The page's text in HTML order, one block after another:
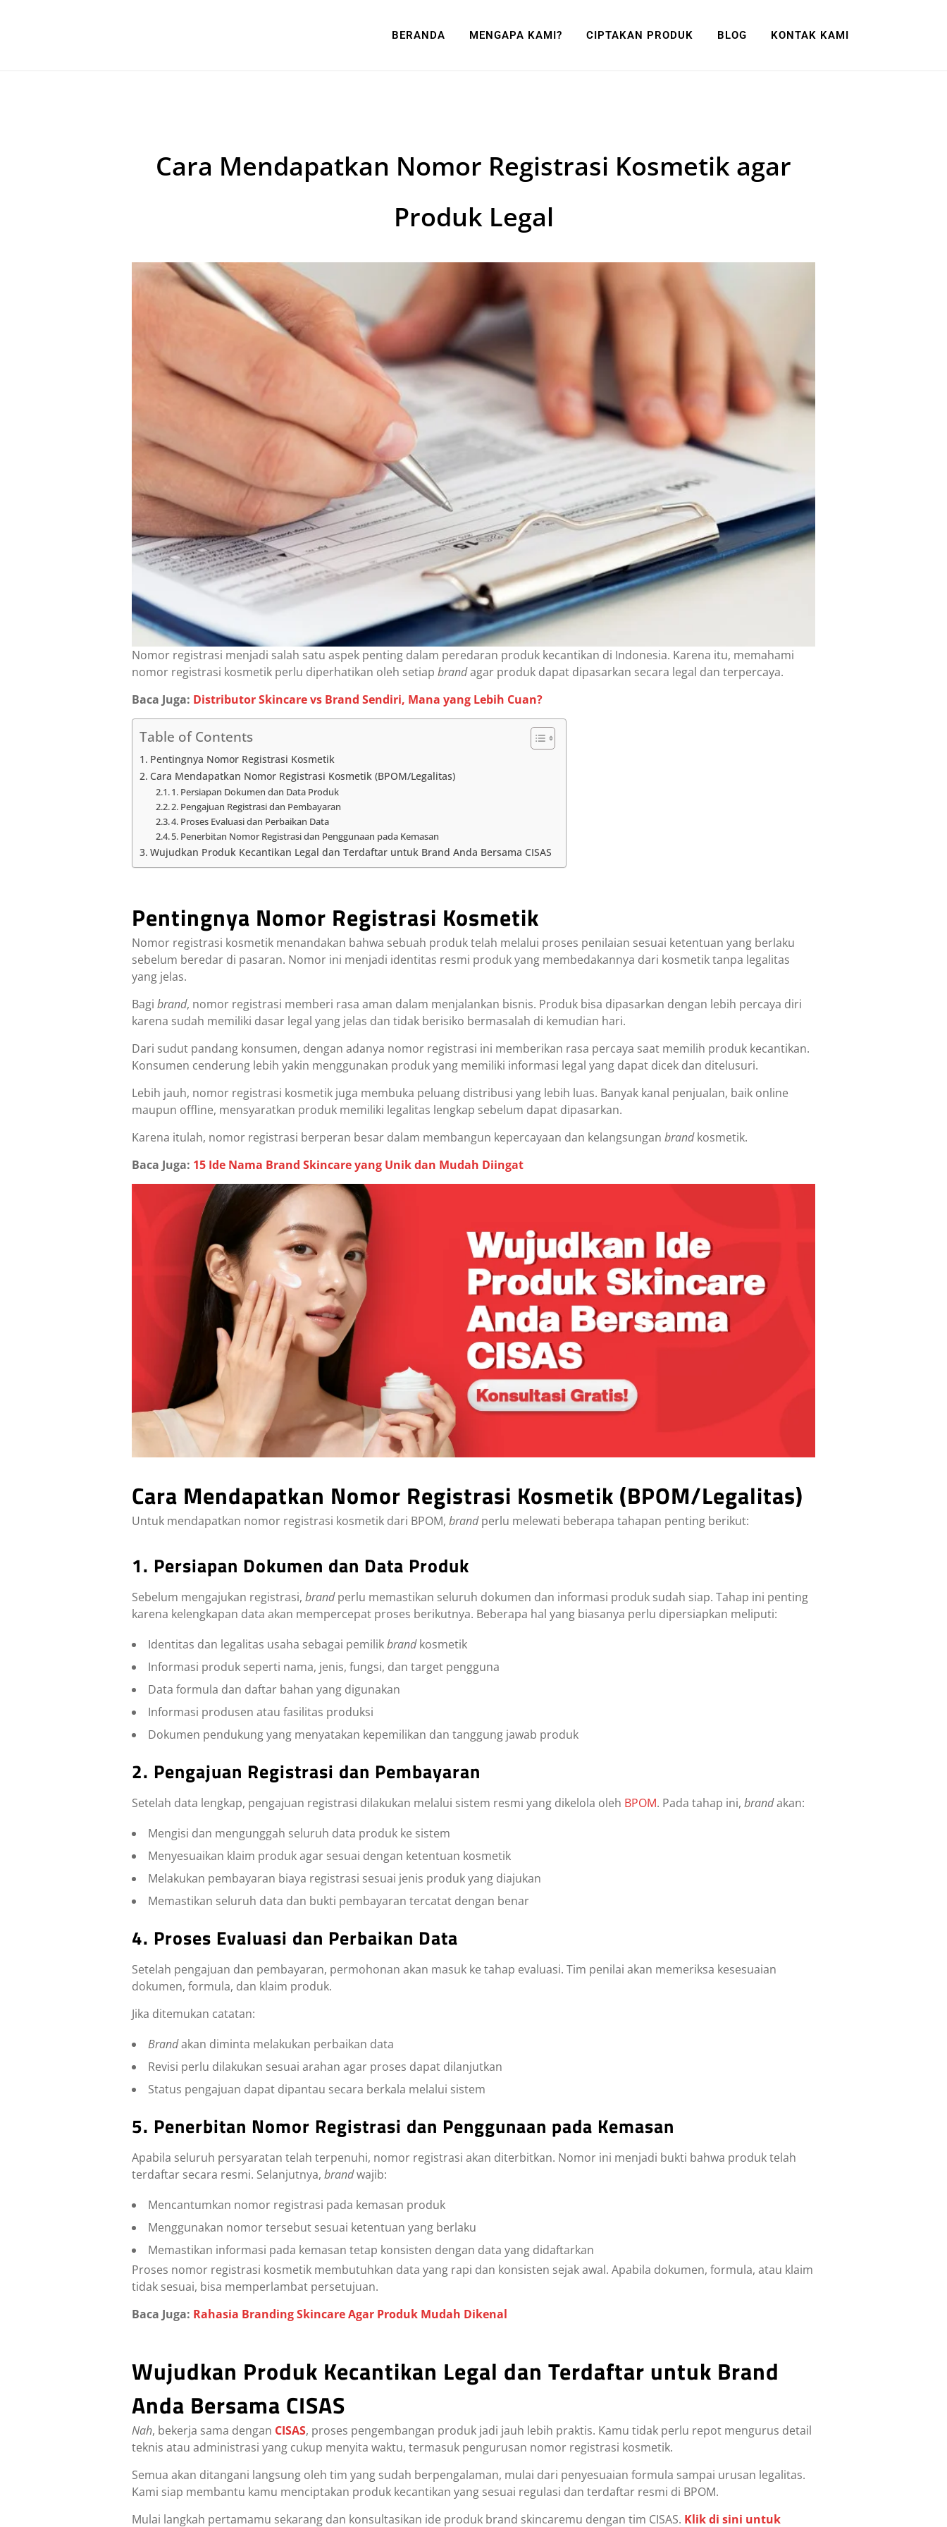
BERANDA MENGAPA KAMI? CIPTAKAN PRODUK BLOG KONTAK KAMI
Cara Mendapatkan Nomor Registrasi Kosmetik agar
Produk Legal
Nomor registrasi menjadi salah satu aspek penting dalam peredaran produk kecantikan di Indonesia. Karena itu, memahami
nomor registrasi kosmetik perlu diperhatikan oleh setiap brandagar produk dapat dipasarkan secara legal dan terpercaya.
Baca Juga: Distributor Skincare vs Brand Sendiri, Mana yang Lebih Cuan?
Table of Contents
Pentingnya Nomor Registrasi Kosmetik
Cara Mendapatkan Nomor Registrasi Kosmetik (BPOM/Legalitas)
1. Persiapan Dokumen dan Data Produk
2. Pengajuan Registrasi dan Pembayaran
4. Proses Evaluasi dan Perbaikan Data
5. Penerbitan Nomor Registrasi dan Penggunaan pada Kemasan
Wujudkan Produk Kecantikan Legal dan Terdaftar untuk Brand Anda Bersama CISAS
Pentingnya Nomor Registrasi Kosmetik
Nomor registrasi kosmetik menandakan bahwa sebuah produk telah melalui proses penilaian sesuai ketentuan yang berlaku
sebelum beredar di pasaran. Nomor ini menjadi identitas resmi produk yang membedakannya dari kosmetik tanpa legalitas
yang jelas.
Bagi brand, nomor registrasi memberi rasa aman dalam menjalankan bisnis. Produk bisa dipasarkan dengan lebih percaya diri
karena sudah memiliki dasar legal yang jelas dan tidak berisiko bermasalah di kemudian hari.
Dari sudut pandang konsumen, dengan adanya nomor registrasi ini memberikan rasa percaya saat memilih produk kecantikan.
Konsumen cenderung lebih yakin menggunakan produk yang memiliki informasi legal yang dapat dicek dan ditelusuri.
Lebih jauh, nomor registrasi kosmetik juga membuka peluang distribusi yang lebih luas. Banyak kanal penjualan, baik online
maupun offline, mensyaratkan produk memiliki legalitas lengkap sebelum dapat dipasarkan.
Karena itulah, nomor registrasi berperan besar dalam membangun kepercayaan dan kelangsungan brandkosmetik.
Baca Juga: 15 Ide Nama Brand Skincare yang Unik dan Mudah Diingat
Cara Mendapatkan Nomor Registrasi Kosmetik (BPOM/Legalitas)
Untuk mendapatkan nomor registrasi kosmetik dari BPOM, brandperlu melewati beberapa tahapan penting berikut:
1. Persiapan Dokumen dan Data Produk
Sebelum mengajukan registrasi, brandperlu memastikan seluruh dokumen dan informasi produk sudah siap. Tahap ini penting
karena kelengkapan data akan mempercepat proses berikutnya. Beberapa hal yang biasanya perlu dipersiapkan meliputi:
Identitas dan legalitas usaha sebagai pemilikbrandkosmetik
Informasi produk seperti nama, jenis, fungsi, dan target pengguna
Data formula dan daftar bahan yang digunakan
Informasi produsen atau fasilitas produksi
Dokumen pendukung yang menyatakan kepemilikan dan tanggung jawab produk
2. Pengajuan Registrasi dan Pembayaran
Setelah data lengkap, pengajuan registrasi dilakukan melalui sistem resmi yang dikelola oleh BPOM. Pada tahap ini, brandakan:
Mengisi dan mengunggah seluruh data produk ke sistem
Menyesuaikan klaim produk agar sesuai dengan ketentuan kosmetik
Melakukan pembayaran biaya registrasi sesuai jenis produk yang diajukan
Memastikan seluruh data dan bukti pembayaran tercatat dengan benar
4. Proses Evaluasi dan Perbaikan Data
Setelah pengajuan dan pembayaran, permohonan akan masuk ke tahap evaluasi. Tim penilai akan memeriksa kesesuaian
dokumen, formula, dan klaim produk.
Jika ditemukan catatan:
Brandakan diminta melakukan perbaikan data
Revisi perlu dilakukan sesuai arahan agar proses dapat dilanjutkan
Status pengajuan dapat dipantau secara berkala melalui sistem
5. Penerbitan Nomor Registrasi dan Penggunaan pada Kemasan
Apabila seluruh persyaratan telah terpenuhi, nomor registrasi akan diterbitkan. Nomor ini menjadi bukti bahwa produk telah
terdaftar secara resmi. Selanjutnya, brandwajib:
Mencantumkan nomor registrasi pada kemasan produk
Menggunakan nomor tersebut sesuai ketentuan yang berlaku
Memastikan informasi pada kemasan tetap konsisten dengan data yang didaftarkan
Proses nomor registrasi kosmetik membutuhkan data yang rapi dan konsisten sejak awal. Apabila dokumen, formula, atau klaim
tidak sesuai, bisa memperlambat persetujuan.
Baca Juga: Rahasia Branding Skincare Agar Produk Mudah Dikenal
Wujudkan Produk Kecantikan Legal dan Terdaftar untuk Brand
Anda Bersama CISAS
Nah, bekerja sama dengan CISAS, proses pengembangan produk jadi jauh lebih praktis. Kamu tidak perlu repot mengurus detail
teknis atau administrasi yang cukup menyita waktu, termasuk pengurusan nomor registrasi kosmetik.
Semua akan ditangani langsung oleh tim yang sudah berpengalaman, mulai dari penyesuaian formula sampai urusan legalitas.
Kami siap membantu kamu menciptakan produk kecantikan yang sesuai regulasi dan terdaftar resmi di BPOM.
Mulai langkah pertamamu sekarang dan konsultasikan ide produk brand skincaremu dengan tim CISAS. Klik di sini untuk